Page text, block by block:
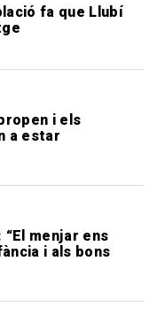
fa que Llubí
i els
a estar
menjar ens
i als bons